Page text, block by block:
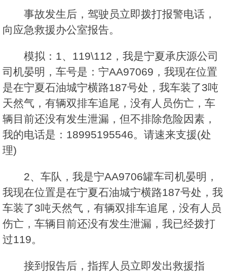
事故发生后，驾驶员立即拨打报警电话，
向应急救援办公室报告。
模拟：1、119\112，我是宁夏承庆源公司
司机晏明，车号是：宁AA97069，我现在位置
是在宁夏石油城宁横路187号处，我车装了3吨
天然气，有辆双排车追尾，没有人员伤亡，车
辆目前还没有发生泄漏，但不排除危险因素，
我的电话是：18995195546。请速来支援(处
理)
2、车队，我是宁AA9706罐车司机晏明，
我现在位置是在宁夏石油城宁横路187号处，我
车装了3吨天然气，有辆双排车追尾，没有人员
伤亡，车辆目前还没有发生泄漏，我已经拨打
过119。
接到报告后，指挥人员立即发出救援指